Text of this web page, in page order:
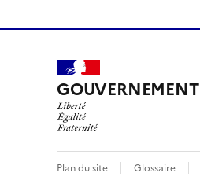
GOUVERNEMENT
Plan du site Glossaire